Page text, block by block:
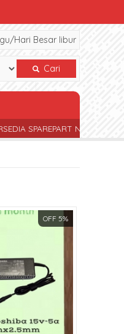
Hari Besar libur
Cari
NOTEBOOK
OFF 5%